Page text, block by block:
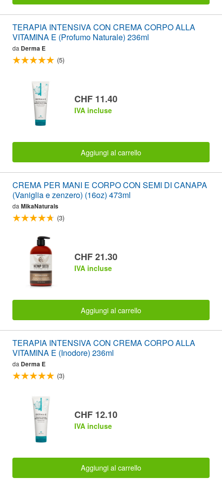
TERAPIA INTENSIVA CON CREMA CORPO ALLA
VITAMINA E (Profumo Naturale) 236ml
da Derma E
(5)
CHF 11.40
IVA incluse
Aggiungi al carrello
CREMA PER MANI E CORPO CON SEMI DI CANAPA
(Vaniglia e zenzero) (16oz) 473ml
da MikaNaturals
(3)
CHF 21.30
IVA incluse
Aggiungi al carrello
TERAPIA INTENSIVA CON CREMA CORPO ALLA
VITAMINA E (Inodore) 236ml
da Derma E
(3)
CHF 12.10
IVA incluse
Aggiungi al carrello